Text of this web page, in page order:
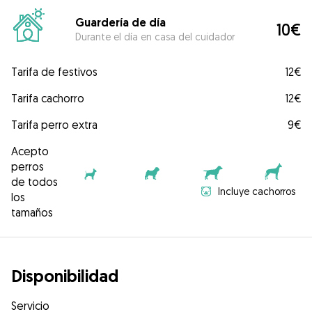
Guardería de día
Durante el día en casa del cuidador 10€
Tarifa de festivos
12€
Tarifa cachorro
12€
Tarifa perro extra
9€
Acepto
perros
de todos
los
tamaños
Incluye cachorros
Disponibilidad
Servicio